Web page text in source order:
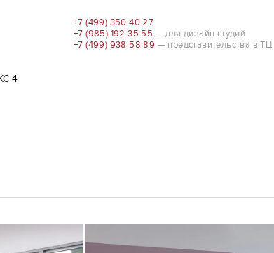
+7 (499) 350 40 27
+7 (985) 192 35 55 — для дизайн студий
+7 (499) 938 58 89 — представительства в ТЦ
4